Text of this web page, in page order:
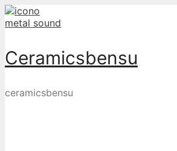
Skip
to
Ceramicsbensu
ceramicsbensu